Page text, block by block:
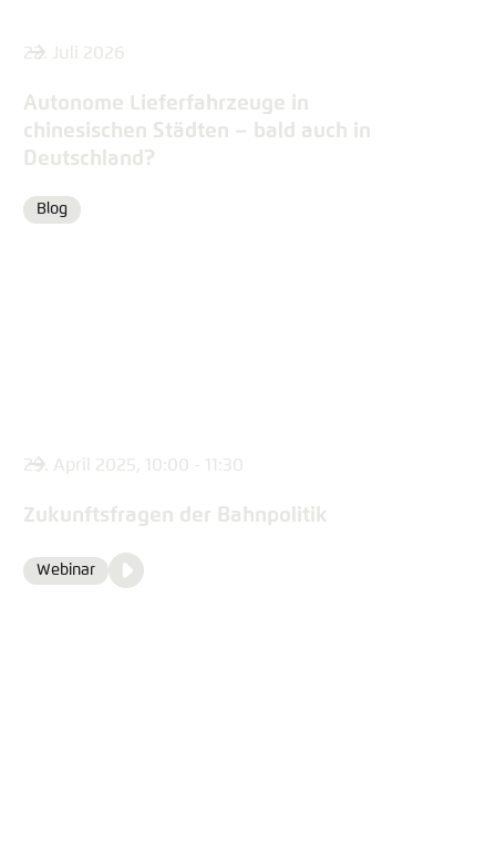
22. Juli 2026
Autonome Lieferfahrzeuge in
chinesischen Städten – bald auch in
Deutschland?
Format
Blog
29. April 2025, 10:00 - 11:30
Zukunftsfragen der Bahnpolitik
Format
Webinar
Media
Video
Einstellung für diese Webseite im Browser
speichern